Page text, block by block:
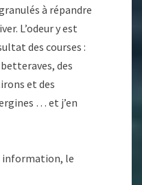
à répandre
L’odeur y est
des courses :
des
et des
… et j’en
information, le